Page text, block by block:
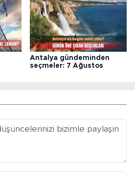
Antalya gündeminden
seçmeler: 7 Ağustos